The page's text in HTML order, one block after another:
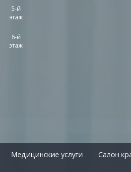
5-й
этаж
6-й
этаж
Медицинские услуги Салон